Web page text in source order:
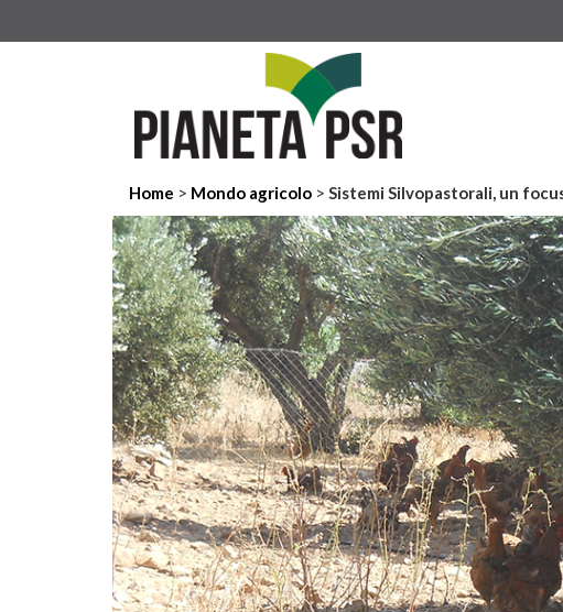
Home > Mondo agricolo > Sistemi Silvopastorali, un